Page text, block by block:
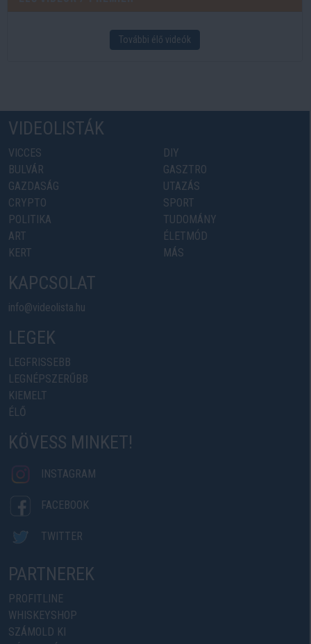
További élő videók
VIDEOLISTÁK
VICCES
BULVÁR
GAZDASÁG
CRYPTO
POLITIKA
ART
KERT
DIY
GASZTRO
UTAZÁS
SPORT
TUDOMÁNY
ÉLETMÓD
MÁS
KAPCSOLAT
info@videolista.hu
LEGEK
LEGFRISSEBB
LEGNÉPSZERŰBB
KIEMELT
ÉLŐ
KÖVESS MINKET!
INSTAGRAM
FACEBOOK
TWITTER
PARTNEREK
PROFITLINE
WHISKEYSHOP
SZÁMOLD KI